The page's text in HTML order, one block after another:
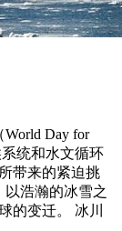
Day for
统和水文循环
带来的紧迫挑
浩瀚的冰雪之
的变迁。 冰川